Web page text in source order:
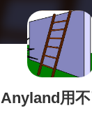
Anyland用不